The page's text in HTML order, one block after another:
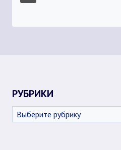
РУБРИКИ
Рубрики